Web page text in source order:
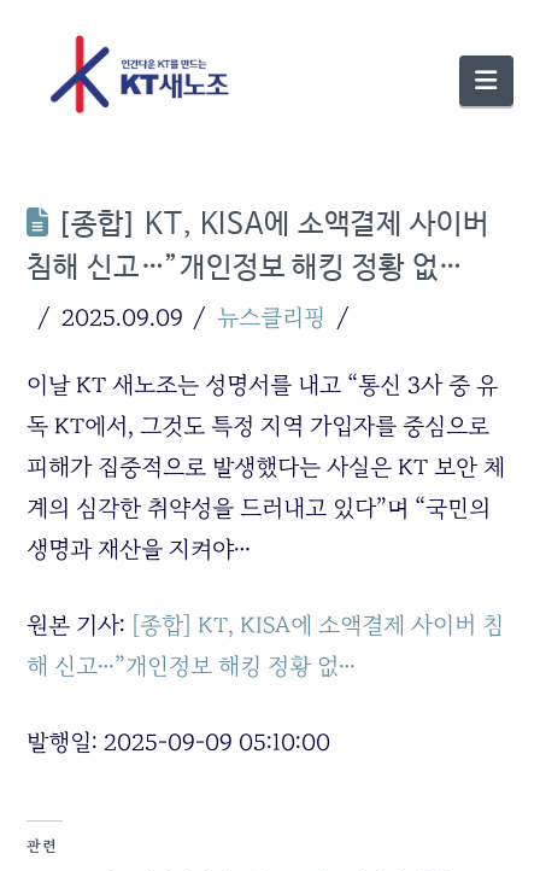
[종합] KT, KISA에 소액결제 사이버
침해 신고…”개인정보 해킹 정황 없…
2025.09.09 뉴스클리핑
이날 KT 새노조는 성명서를 내고 “통신 3사 중 유
독 KT에서, 그것도 특정 지역 가입자를 중심으로
피해가 집중적으로 발생했다는 사실은 KT 보안 체
계의 심각한 취약성을 드러내고 있다”며 “국민의
생명과 재산을 지켜야…
원본 기사: [종합] KT, KISA에 소액결제 사이버 침
해 신고…”개인정보 해킹 정황 없…
발행일: 2025-09-09 05:10:00
관련